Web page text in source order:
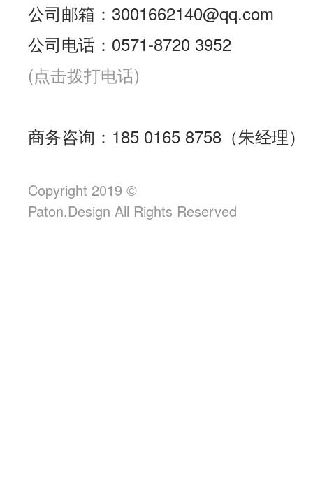
公司邮箱：3001662140@qq.com
公司电话：0571-8720 3952
(点击拨打电话)
商务咨询：185 0165 8758（朱经理）
Copyright 2019 ©
Paton.Design All Rights Reserved